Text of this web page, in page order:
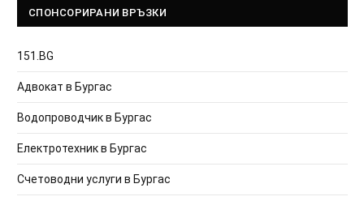
СПОНСОРИРАНИ ВРЪЗКИ
151.BG
Адвокат в Бургас
Водопроводчик в Бургас
Електротехник в Бургас
Счетоводни услуги в Бургас